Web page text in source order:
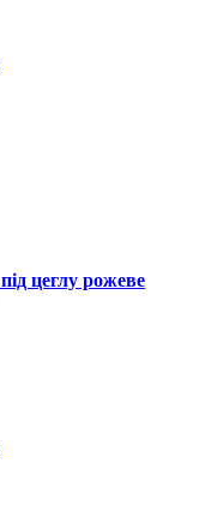
цеглу рожеве